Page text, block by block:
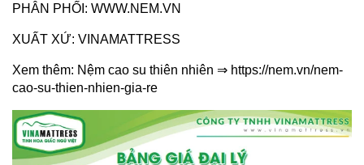
PHÂN PHỐI: WWW.NEM.VN
XUẤT XỨ: VINAMATTRESS
Xem thêm: Nệm cao su thiên nhiên ⇒ https://nem.vn/nem-
cao-su-thien-nhien-gia-re